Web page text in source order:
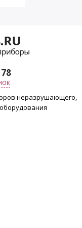
неразрушающего,